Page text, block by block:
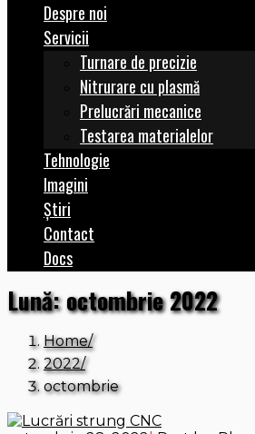
Despre noi
Servicii
Turnare de precizie
Nitrurare cu plasmă
Prelucrări mecanice
Testarea materialelor
Tehnologie
Imagini
Știri
Contact
Docs
Lună:octombrie 2022
Home
2022
octombrie